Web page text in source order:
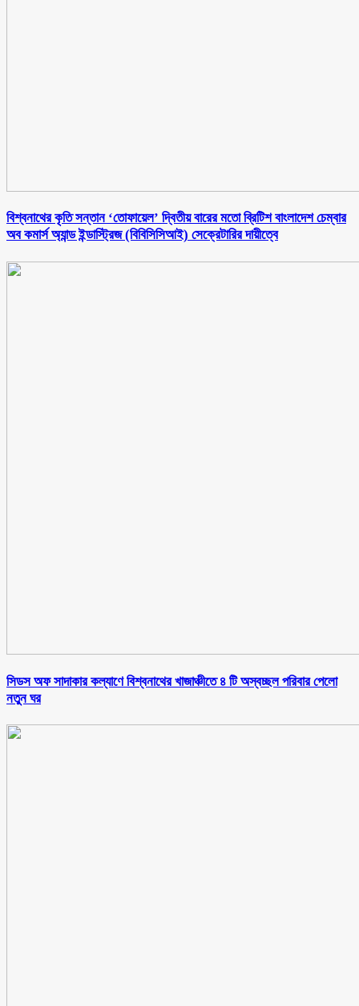
বিশ্বনাথের কৃতি সন্তান ‘তোফায়েল’ দ্বিতীয় বারের মতো ব্রিটিশ বাংলাদেশ চেম্বার
অব কমার্স অ্যান্ড ইন্ডাস্ট্রিজ (বিবিসিসিআই) সেক্রেটারির দায়ীত্বে
সিডস অফ সাদাকার কল্যাণে বিশ্বনাথের খাজাঞ্চীতে ৪ টি অস্বচ্ছল পরিবার পেলো
নতুন ঘর